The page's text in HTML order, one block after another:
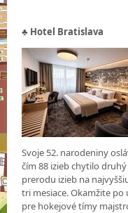
♣ Hotel Bratislava
Svoje 52. narodeniny
čím 88 izieb chytilo
prerodu izieb na
tri mesiace. Okamžite
pre hokejové tímy